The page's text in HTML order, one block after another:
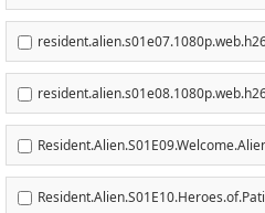
DL.DDP5.1.H.264-NTb-RMVB.mp4